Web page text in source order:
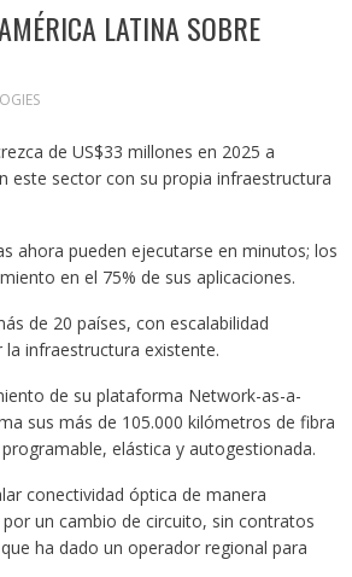
LATINA SOBRE
de US$33 millones en 2025 a
este sector con su propia infraestructura
ahora pueden ejecutarse en minutos; los
en el 75% de sus aplicaciones.
de 20 países, con escalabilidad
la infraestructura existente.
de su plataforma Network-as-a-
sus más de 105.000 kilómetros de fibra
elástica y autogestionada.
conectividad óptica de manera
un cambio de circuito, sin contratos
ha dado un operador regional para